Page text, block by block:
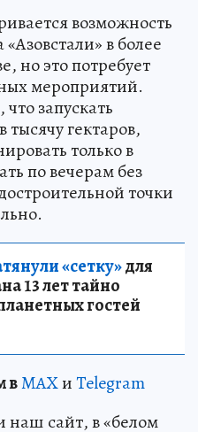
возможность
в более
но это потребует
мероприятий.
запускать
гектаров,
только в
по вечерам без
точки
«сетку»для
13 лет тайно
гостей
вMAXиTelegram
сайт, в «белом